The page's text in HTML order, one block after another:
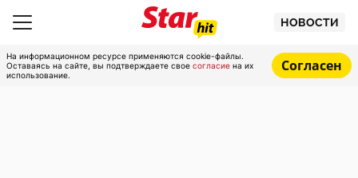
НОВОСТИ
На информационном ресурсе применяются cookie-файлы.
Оставаясь на сайте, вы подтверждаете свое согласие на их
использование.
Согласен